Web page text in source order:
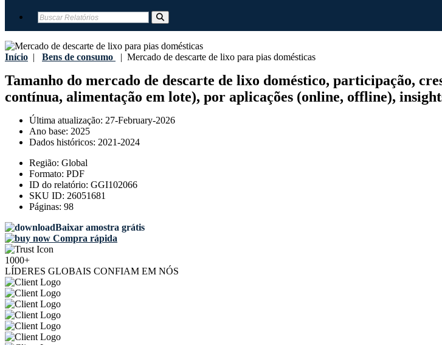
Início | Bens de consumo | Mercado de descarte de lixo para pias domésticas
Tamanho do mercado de descarte de lixo doméstico, participação,
contínua, alimentação em lote), por aplicações (online, offline),
Última atualização: 27-February-2026
Ano base: 2025
Dados históricos: 2021-2024
Região: Global
Formato: PDF
ID do relatório: GGI102066
SKU ID: 26051681
Páginas: 98
Baixar amostra grátis
Compra rápida
1000+
LÍDERES GLOBAIS CONFIAM EM NÓS